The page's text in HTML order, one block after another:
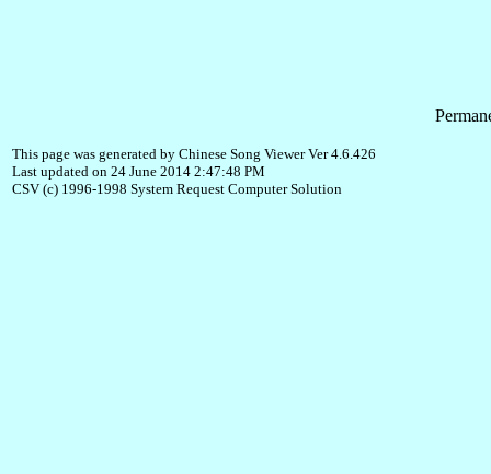
This page was generated by Chinese Song Viewer Ver 4.6.426
Last updated on 24 June 2014 2:47:48 PM
CSV (c) 1996-1998 System Request Computer Solution